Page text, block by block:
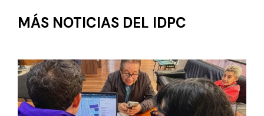
MÁS NOTICIAS DEL IDPC